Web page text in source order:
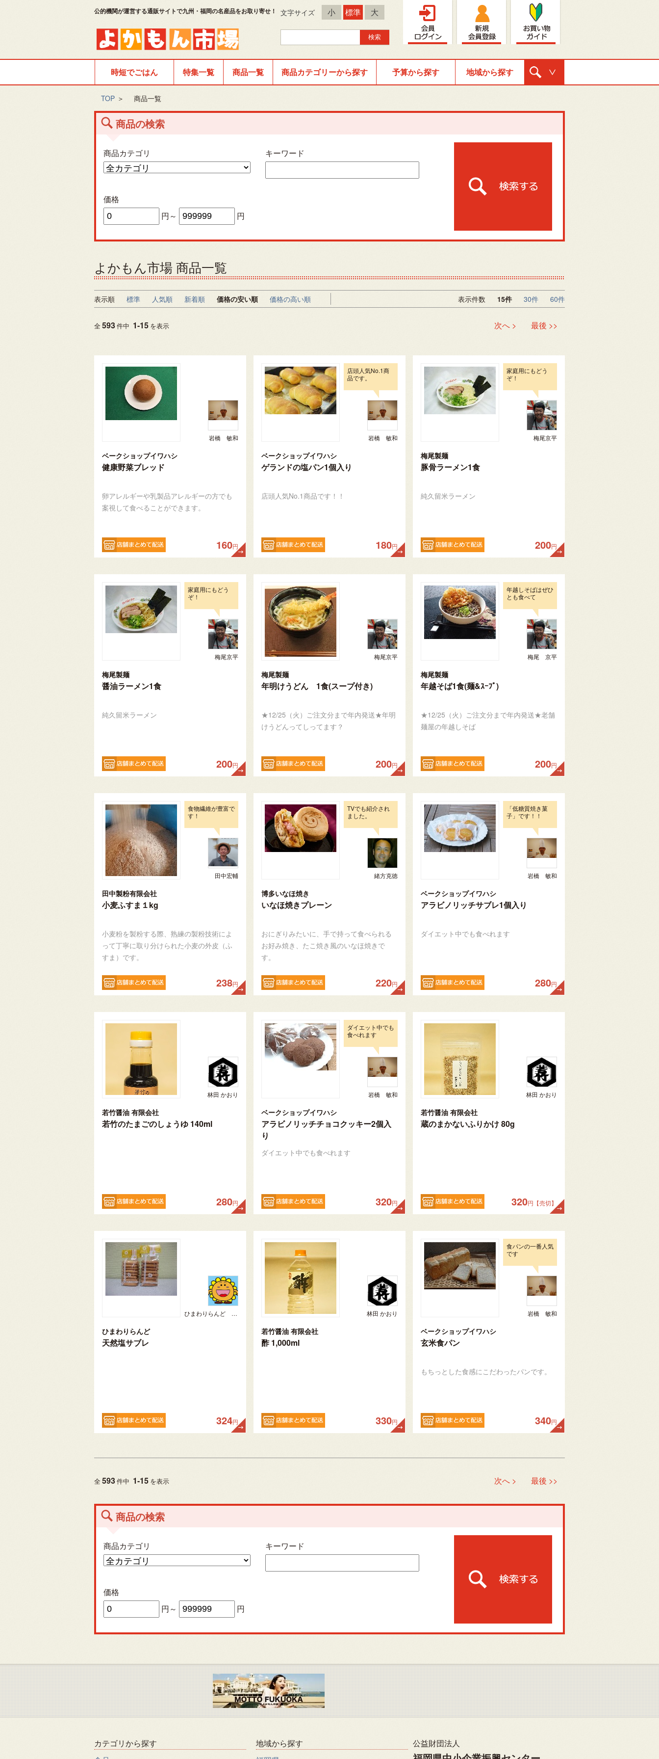
公的機関が運営する通販サイトで九州・福岡の名産品をお取り寄せ！ 文字サイズ 小 標準 大
時短でごはん 特集一覧 商品一覧 商品カテゴリーから探す 予算から探す 地域から探す
TOP ＞ 商品一覧
商品の検索
商品カテゴリ キーワード
価格
円～
円
よかもん市場 商品一覧
表示順 標準 人気順 新着順 価格の安い順 価格の高い順 表示件数 15件 30件 60件
全593件中 1-15 を表示 次へ > 最後 >>
岩橋 敏和
ベークショップイワハシ
健康野菜ブレッド
卵アレルギーや乳製品アレルギーの方でも
案視して食べることができます。
160円
店頭人気No.1商
品です。
岩橋 敏和
ベークショップイワハシ
ゲランドの塩パン1個入り
店頭人気No.1商品です！！
180円
家庭用にもどう
ぞ！
梅尾京平
梅尾製麺
豚骨ラーメン1食
純久留米ラーメン
200円
家庭用にもどう
ぞ！
梅尾京平
梅尾製麺
醤油ラーメン1食
純久留米ラーメン
200円
梅尾京平
梅尾製麺
年明けうどん 1食(スープ付き)
★12/25（火）ご注文分まで年内発送★年明
けうどんってしってます？
200円
年越しそばはぜひ
とも食べて
梅尾 京平
梅尾製麺
年越そば1食(麺&ｽｰﾌﾟ)
★12/25（火）ご注文分まで年内発送★老舗
麺屋の年越しそば
200円
食物繊維が豊富で
す！
田中宏輔
田中製粉有限会社
小麦ふすま１kg
小麦粉を製粉する際、熟練の製粉技術によ
って丁寧に取り分けられた小麦の外皮（ふ
すま）です。
238円
TVでも紹介され
ました。
緒方克徳
博多いなほ焼き
いなほ焼きプレーン
おにぎりみたいに、手で持って食べられる
お好み焼き、たこ焼き風のいなほ焼きで
す。
220円
「低糖質焼き菓
子」です！！
岩橋 敏和
ベークショップイワハシ
アラビノリッチサブレ1個入り
ダイエット中でも食べれます
280円
林田 かおり
若竹醤油 有限会社
若竹のたまごのしょうゆ 140ml
280円
ダイエット中でも
食べれます
岩橋 敏和
ベークショップイワハシ
アラビノリッチチョコクッキー2個入
り
ダイエット中でも食べれます
320円
林田 かおり
若竹醤油 有限会社
蔵のまかないふりかけ 80g
320円【売切】
ひまわりらんど おやま
ひまわりらんど
天然塩サブレ
324円
林田 かおり
若竹醤油 有限会社
酢 1,000ml
330円
食パンの一番人気
です
岩橋 敏和
ベークショップイワハシ
玄米食パン
もちっとした食感にこだわったパンです。
340円
全593件中 1-15 を表示 次へ > 最後 >>
商品の検索
商品カテゴリ キーワード
価格
円～
円
カテゴリから探す
地域から探す
公益財団法人